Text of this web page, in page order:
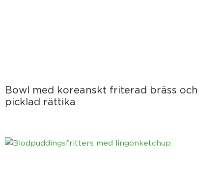
Bowl med koreanskt friterad bräss och
picklad rättika